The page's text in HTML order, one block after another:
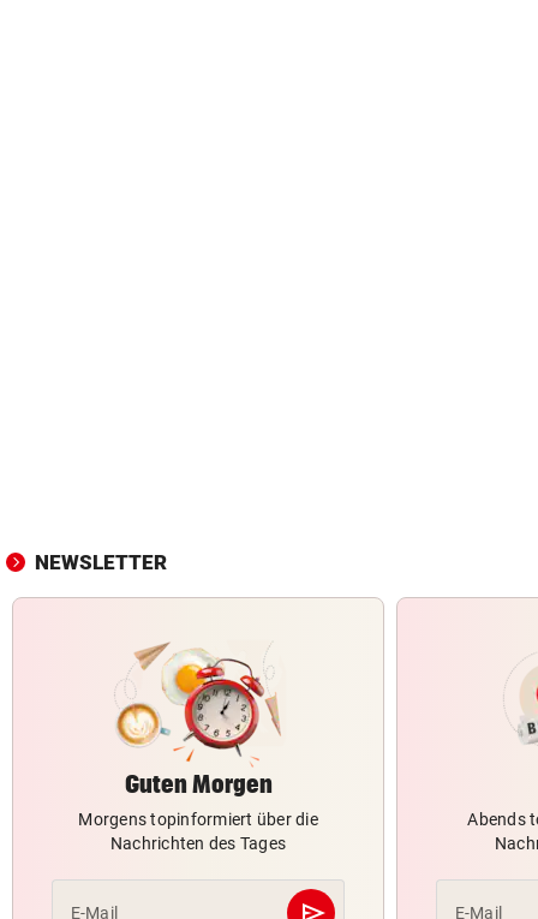
NEWSLETTER
Guten Morgen
Morgens topinformiert über die
Nachrichten des Tages
E-Mail
Abends
E-Mail